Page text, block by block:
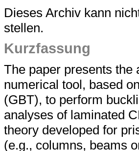
Dieses Archiv kann
stellen.
Kurzfassung
The paper presents the
numerical tool, based
(GBT), to perform
analyses of laminated
theory developed for
(e.g., columns, beams